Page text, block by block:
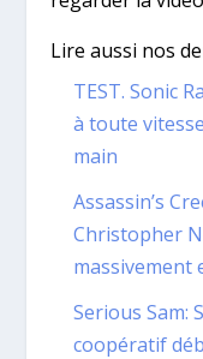
Lire aussi nos
TEST. Sonic
à toute
main
Assassin’s
Christopher
massivement
Serious Sam:
coopératif